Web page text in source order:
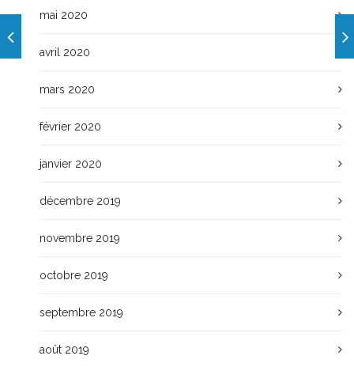
mai 2020
avril 2020
mars 2020
février 2020
janvier 2020
décembre 2019
novembre 2019
octobre 2019
septembre 2019
août 2019